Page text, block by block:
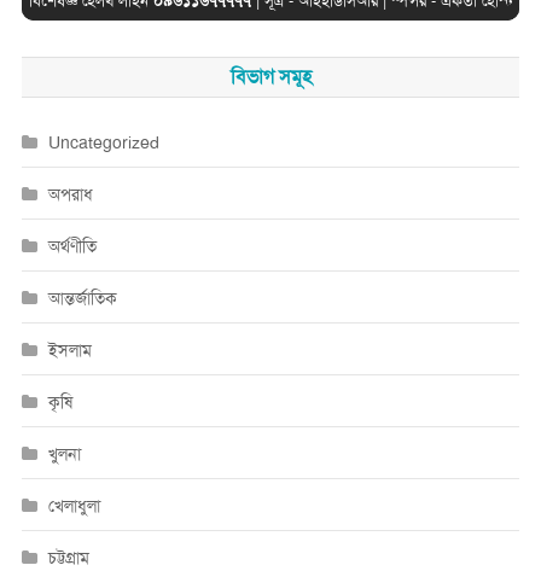
বিভাগ সমূহ
Uncategorized
অপরাধ
অর্থণীতি
আন্তর্জাতিক
ইসলাম
কৃষি
খুলনা
খেলাধুলা
চট্টগ্রাম